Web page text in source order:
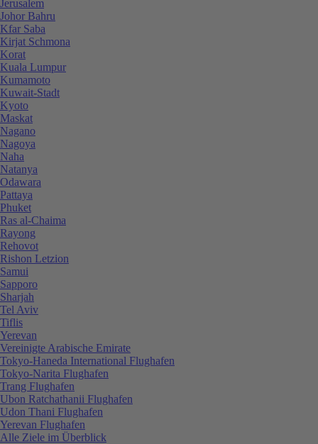
Jerusalem
Johor Bahru
Kfar Saba
Kirjat Schmona
Korat
Kuala Lumpur
Kumamoto
Kuwait-Stadt
Kyoto
Maskat
Nagano
Nagoya
Naha
Natanya
Odawara
Pattaya
Phuket
Ras al-Chaima
Rayong
Rehovot
Rishon Letzion
Samui
Sapporo
Sharjah
Tel Aviv
Tiflis
Yerevan
Vereinigte Arabische Emirate
Tokyo-Haneda International Flughafen
Tokyo-Narita Flughafen
Trang Flughafen
Ubon Ratchathanii Flughafen
Udon Thani Flughafen
Yerevan Flughafen
Alle Ziele im Überblick